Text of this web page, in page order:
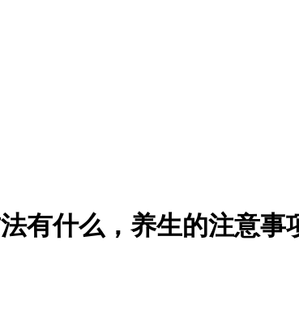
有什么，养生的注意事